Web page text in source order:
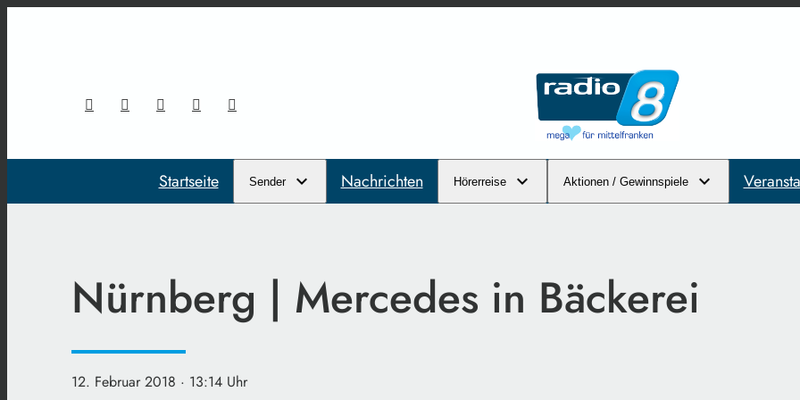
Startseite Sender Nachrichten Hörerreise Aktionen / Gewinnspiele
Nürnberg | Mercedes in Bäckerei
12. Februar 2018 · 13:14 Uhr